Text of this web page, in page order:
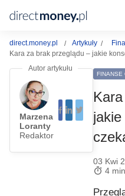
direct.money.pl Artykuły
Kara za brak przeglądu – jakie
Marzena
Loranty
Redaktor
FINANSE
03 Kwi
4